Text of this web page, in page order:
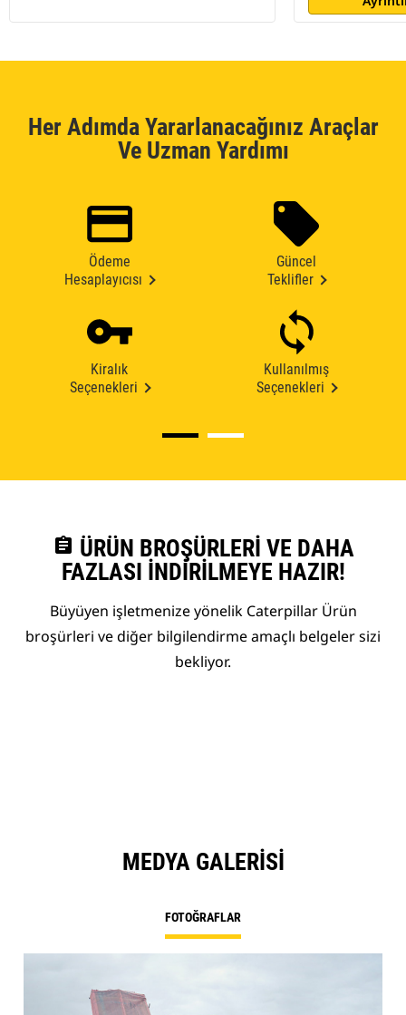
Her Adımda Yararlanacağınız Araçlar
Ve Uzman Yardımı
Ödeme
Hesaplayıcısı
Güncel
Teklifler
Kiralık
Seçenekleri
Kullanılmış
Seçenekleri
assignment ÜRÜN BROŞÜRLERI VE DAHA
FAZLASI İNDIRILMEYE HAZIR!
Büyüyen işletmenize yönelik Caterpillar Ürün
broşürleri ve diğer bilgilendirme amaçlı belgeler sizi
bekliyor.
MEDYA GALERISI
FOTOĞRAFLAR